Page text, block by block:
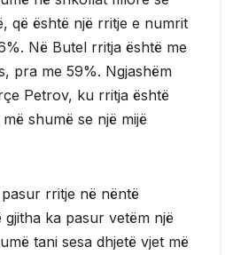
që është një rritje e numrit
Në Butel rritja është me
pra me 59%. Ngjashëm
Petrov, ku rritja është
shumë se një mijë
rritje në nëntë
ka pasur vetëm një
tani sesa dhjetë vjet më